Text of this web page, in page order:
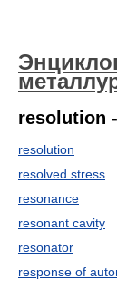
resolution
resolution
resolved stress
resonance
resonant cavity
resonator
response of